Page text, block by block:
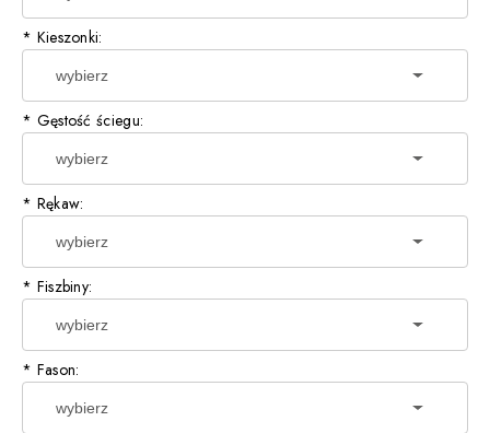
* Kieszonki:
* Gęstość ściegu:
* Rękaw:
* Fiszbiny:
* Fason: